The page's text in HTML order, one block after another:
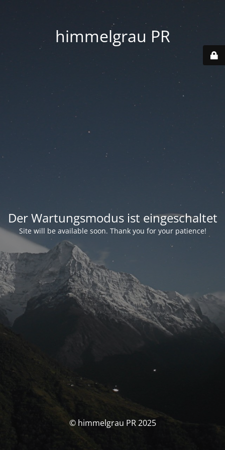
himmelgrau PR
Der Wartungsmodus ist eingeschaltet
Site will be available soon. Thank you for your patience!
© himmelgrau PR 2025